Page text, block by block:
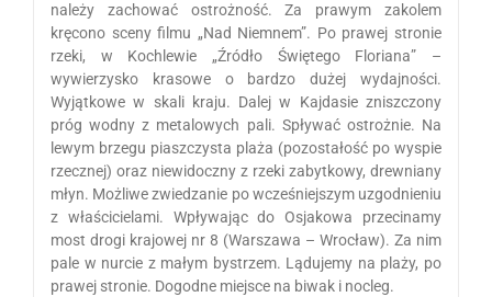
należy zachować ostrożność. Za prawym zakolem
kręcono sceny filmu „Nad Niemnem”. Po prawej stronie
rzeki, w Kochlewie „Źródło Świętego Floriana” –
wywierzysko krasowe o bardzo dużej wydajności.
Wyjątkowe w skali kraju. Dalej w Kajdasie zniszczony
próg wodny z metalowych pali. Spływać ostrożnie. Na
lewym brzegu piaszczysta plaża (pozostałość po wyspie
rzecznej) oraz niewidoczny z rzeki zabytkowy, drewniany
młyn. Możliwe zwiedzanie po wcześniejszym uzgodnieniu
z właścicielami. Wpływając do Osjakowa przecinamy
most drogi krajowej nr 8 (Warszawa – Wrocław). Za nim
pale w nurcie z małym bystrzem. Lądujemy na plaży, po
prawej stronie. Dogodne miejsce na biwak i nocleg.